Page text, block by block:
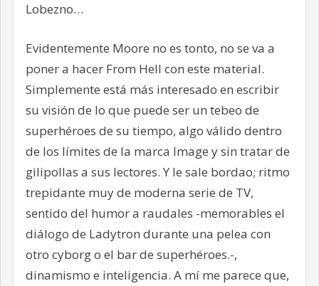
Lobezno…
Evidentemente Moore no es tonto, no se va a
poner a hacer From Hell con este material.
Simplemente está más interesado en escribir
su visión de lo que puede ser un tebeo de
superhéroes de su tiempo, algo válido dentro
de los límites de la marca Image y sin tratar de
gilipollas a sus lectores. Y le sale bordao; ritmo
trepidante muy de moderna serie de TV,
sentido del humor a raudales -memorables el
diálogo de Ladytron durante una pelea con
otro cyborg o el bar de superhéroes.-,
dinamismo e inteligencia. A mí me parece que,